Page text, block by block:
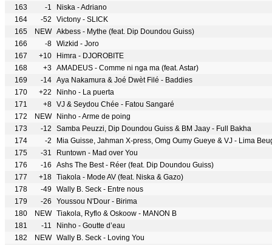
163
-1
Niska - Adriano
164
-52
Victony - SLICK
165
NEW Akbess - Mythe (feat. Dip Doundou Guiss)
166
-8 Wizkid - Joro
167
+10
Himra - DJOROBITE
168
+3 AMADEUS - Comme ni nga ma (feat. Astar)
169
-14 Aya Nakamura & Joé Dwèt Filé - Baddies
170
+22
Ninho - La puerta
171
+8 VJ & Seydou Chée - Fatou Sangaré
172
NEW
Ninho - Arme de poing
173
-12
Samba Peuzzi, Dip Doundou Guiss & BM Jaay - Full Bakha
174
-2
Mia Guisse, Jahman X-press, Omg Oumy Gueye & VJ - Lima
175
-31
Runtown - Mad over You
176
-16
Ashs The Best - Réer (feat. Dip Doundou Guiss)
177
+18 Tiakola - Mode AV (feat. Niska & Gazo)
178
-49 Wally B. Seck - Entre nous
179
-26
Youssou N'Dour - Birima
180
NEW Tiakola, Ryflo & Oskoow - MANON B
181
-11
Ninho - Goutte d’eau
182
NEW Wally B. Seck - Loving You